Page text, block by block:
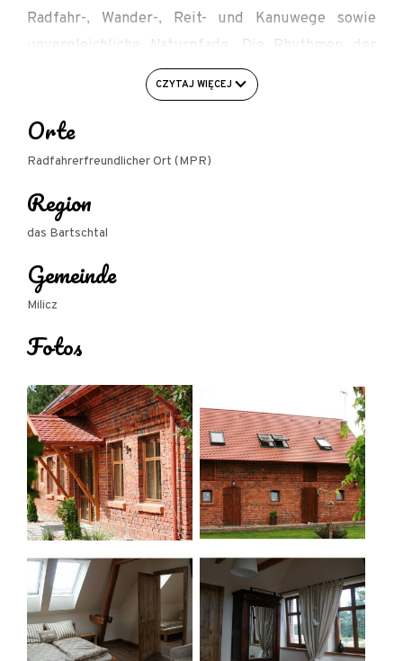
Radfahr-, Wander-, Reit- und Kanuwege sowie
unvergleichliche Naturpfade. Die Rhythmen der
Natur bestimmen einen anderen, erfüllteren
Lebensrhythmus im Tal.
Für die Bedürfnisse unserer Gäste haben wir einen
Fahrradverleih.
Rund um das Dorf gibt es schöne und ausgedehnte
Wälder mit zahlreichen Radwegen, und in der Nähe
Ryszard Szurkowski benannten Schmalspurbahn.
bieten pädagogische und therapeutische
Alpakas in Begleitung eines Führers.
EINRICHTUNGEN FÜR RADFAHRER:
- Fahrradträger
- Unterkunft für 1 Nacht
- Sichere kostenlose Fahrradabstellplätze
- Sichere Fahrradaufbewahrung
- Ersatzteile oder Liste der Dienstleistungen
CZYTAJ WIĘCEJ
Orte
Radfahrerfreundlicher Ort (MPR)
Region
das Bartschtal
Gemeinde
Milicz
Fotos